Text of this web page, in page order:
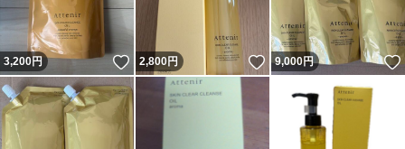
3,200円 いいね！
2,800円 いいね！
9,000円